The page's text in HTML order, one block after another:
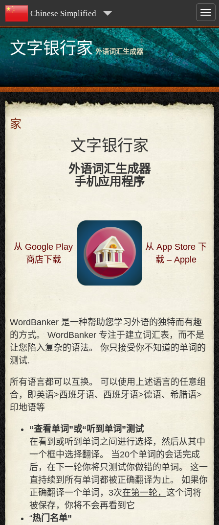
Chinese Simplified
文字银行家 外语词汇生成器
家
文字银行家
外语词汇生成器
手机应用程序
从 Google Play
商店下载
从 App Store 下
载 – Apple
WordBanker 是一种帮助您学习外语的独特而有趣
的方式。 WordBanker 专注于建立词汇表，而不是
让您陷入复杂的语法。 你只接受你不知道的单词的
测试.
所有语言都可以互换。 可以使用上述语言的任意组
合，即英语>西班牙语、西班牙语>德语、希腊语>
印地语等
“查看单词”或“听到单词”测试
在看到或听到单词之间进行选择，然后从其中
一个框中选择翻译。 当20个单词的会话完成
后，在下一轮你将只测试你做错的单词。 这一
直持续到所有单词都被正确翻译为止。 如果你
正确翻译一个单词，3次在第一轮， 这个词将
被保存，你将不会再看到它
“热门名单”